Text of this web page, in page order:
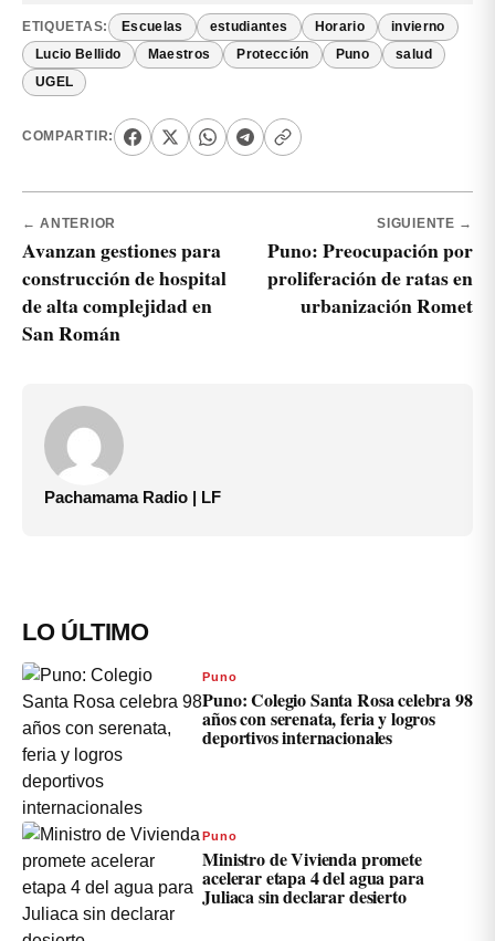
ETIQUETAS: Escuelas estudiantes Horario invierno
Lucio Bellido Maestros Protección Puno salud
UGEL
COMPARTIR:
← ANTERIOR
Avanzan gestiones para
construcción de hospital
de alta complejidad en
San Román
SIGUIENTE →
Puno: Preocupación por
proliferación de ratas en
urbanización Romet
Pachamama Radio | LF
LO ÚLTIMO
Puno
Puno: Colegio Santa Rosa celebra 98
años con serenata, feria y logros
deportivos internacionales
Puno
Ministro de Vivienda promete
acelerar etapa 4 del agua para
Juliaca sin declarar desierto